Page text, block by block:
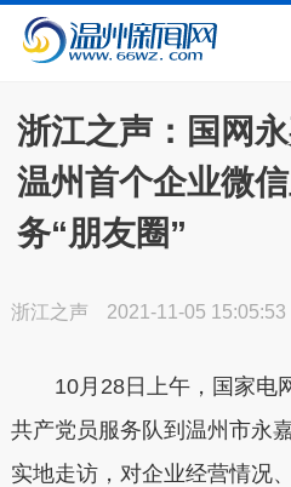
浙江之声：国网
温州首个企业微
务“朋友圈”
浙江之声 2021-11-05 15:05:53
10月28日上午，国家电
共产党员服务队到温州市永
实地走访，对企业经营情况